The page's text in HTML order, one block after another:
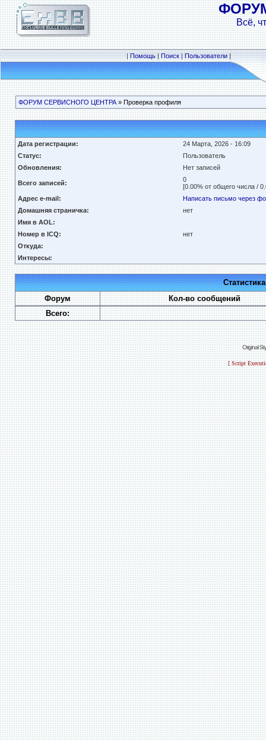
Всё,
|Помощь|Поиск|Пользователи|
ФОРУМ СЕРВИСНОГО ЦЕНТРА» Проверка профиля
Дата регистрации:
24 Марта, 2026 - 16:09
Статус:
Пользователь
Обновления:
Нет записей
Всего записей:
0
[0.00% от общего числа /
Адрес e-mail:
Написать письмо через
Домашняя страничка:
нет
Имя в AOL:
Номер в ICQ:
нет
Откуда:
Интересы:
Форум
Кол-во сообщений
Всего:
Original
[ Script